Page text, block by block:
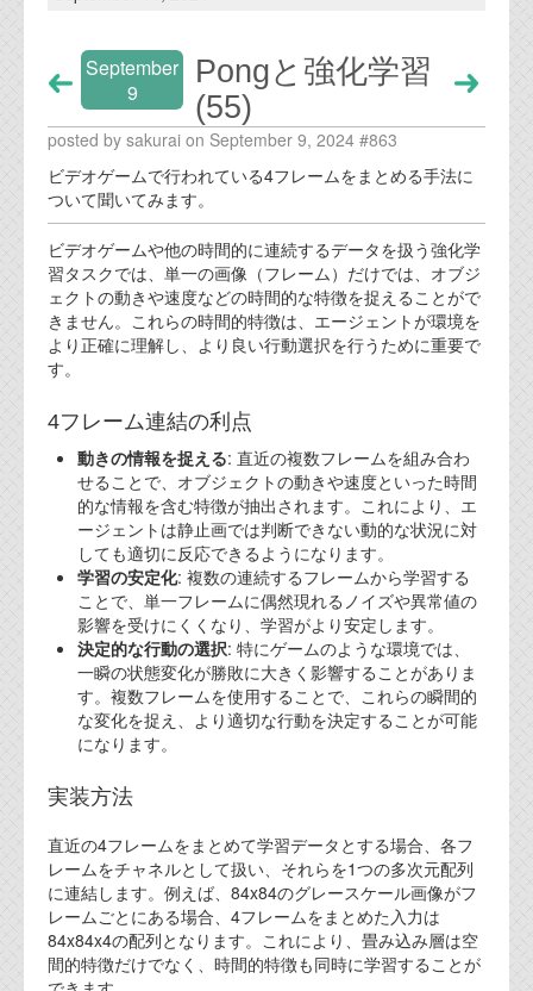
September
9
Pongと強化学習
(55)
posted by sakurai on September 9, 2024 #863
ビデオゲームで行われている4フレームをまとめる手法に
ついて聞いてみます。
ビデオゲームや他の時間的に連続するデータを扱う強化学
習タスクでは、単一の画像（フレーム）だけでは、オブジ
ェクトの動きや速度などの時間的な特徴を捉えることがで
きません。これらの時間的特徴は、エージェントが環境を
より正確に理解し、より良い行動選択を行うために重要で
す。
4フレーム連結の利点
動きの情報を捉える: 直近の複数フレームを組み合わ
せることで、オブジェクトの動きや速度といった時間
的な情報を含む特徴が抽出されます。これにより、エ
ージェントは静止画では判断できない動的な状況に対
しても適切に反応できるようになります。
学習の安定化: 複数の連続するフレームから学習する
ことで、単一フレームに偶然現れるノイズや異常値の
影響を受けにくくなり、学習がより安定します。
決定的な行動の選択: 特にゲームのような環境では、
一瞬の状態変化が勝敗に大きく影響することがありま
す。複数フレームを使用することで、これらの瞬間的
な変化を捉え、より適切な行動を決定することが可能
になります。
実装方法
直近の4フレームをまとめて学習データとする場合、各フ
レームをチャネルとして扱い、それらを1つの多次元配列
に連結します。例えば、84x84のグレースケール画像がフ
レームごとにある場合、4フレームをまとめた入力は
84x84x4の配列となります。これにより、畳み込み層は空
間的特徴だけでなく、時間的特徴も同時に学習することが